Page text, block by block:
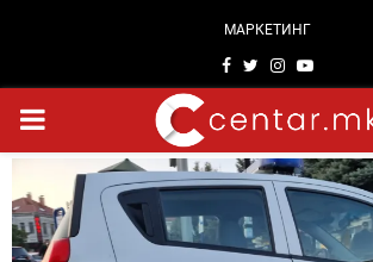
МАРКЕТИНГ
Facebook
TwitterInstagram
Youtube
PRIMARY
MENU